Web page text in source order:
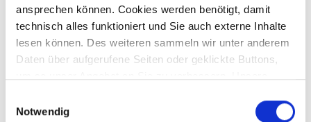
ansprechen können. Cookies werden benötigt, damit
technisch alles funktioniert und Sie auch externe Inhalte
lesen können. Des weiteren sammeln wir unter anderem
Daten über aufgerufene Seiten oder geklickte Buttons,
weiteren Daten zusammen, die Sie ihnen bereitgestellt
Notwendig
Ein Haus zu vermieten, geht allerdings mit einem höheren
Maß an Verpflichtungen einher, als dies bei einer
Eigentumswohnung der Fall ist.
So fallen etwa für Gärten, Heizsysteme, Dächer und
Pflege und Wartung an. Eine entsprechende finanzielle